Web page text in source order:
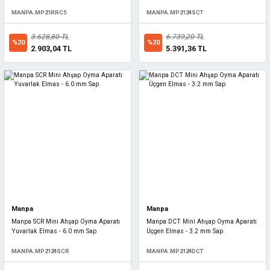
MANPA.MP21RRC5
%20
3.628,80 TL
2.903,04 TL
MANPA.MP2124SCT
%20
6.739,20 TL
5.391,36 TL
Manpa
Manpa SCR Mini Ahşap Oyma Aparatı
Yuvarlak Elmas - 6.0 mm Sap
MANPA.MP2124SCR
Manpa
Manpa DCT Mini Ahşap Oyma Aparatı
Üçgen Elmas - 3.2 mm Sap
MANPA.MP2124DCT